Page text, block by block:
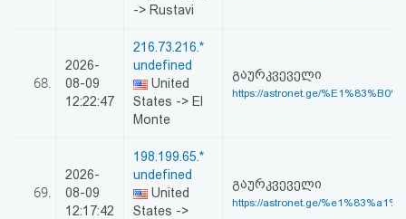
-> Rustavi
68.
2026-
08-09
12:22:47
216.73.216.*
undefined
United
States -> El
Monte
გაურკვეველი
https://astronet.ge/
69.
2026-
08-09
12:17:42
198.199.65.*
undefined
United
States ->
გაურკვეველი
https://astronet.ge/